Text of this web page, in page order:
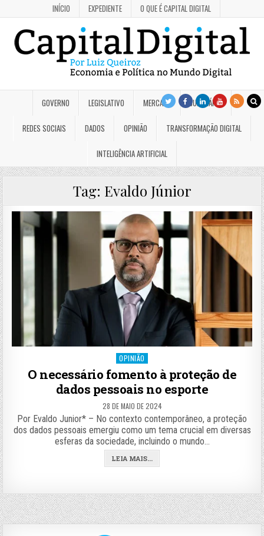
INÍCIO EXPEDIENTE O QUE É CAPITAL DIGITAL
GOVERNO LEGISLATIVO MERCADO JUDICIÁRIO
REDES SOCIAIS DADOS OPINIÃO TRANSFORMAÇÃO DIGITAL
INTELIGÊNCIA ARTIFICIAL
Tag: Evaldo Júnior
Posted
OPINIÃO
O necessário fomento à proteção de
dados pessoais no esporte
28 DE MAIO DE 2024
Por Evaldo Junior* – No contexto contemporâneo, a proteção
dos dados pessoais emergiu como um tema crucial em diversas
esferas da sociedade, incluindo o mundo…
LEIA MAIS...